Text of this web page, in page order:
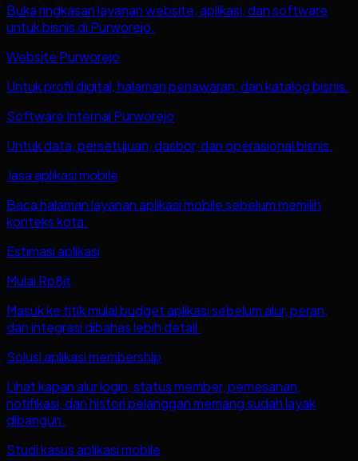
Buka ringkasan layanan website, aplikasi, dan software
untuk bisnis di Purworejo.
Website Purworejo
Untuk profil digital, halaman penawaran, dan katalog bisnis.
Software Internal Purworejo
Untuk data, persetujuan, dasbor, dan operasional bisnis.
Jasa aplikasi mobile
Baca halaman layanan aplikasi mobile sebelum memilih
konteks kota.
Estimasi aplikasi
Mulai Rp8jt
Masuk ke titik mulai budget aplikasi sebelum alur, peran,
dan integrasi dibahas lebih detail.
Solusi aplikasi membership
Lihat kapan alur login, status member, pemesanan,
notifikasi, dan histori pelanggan memang sudah layak
dibangun.
Studi kasus aplikasi mobile